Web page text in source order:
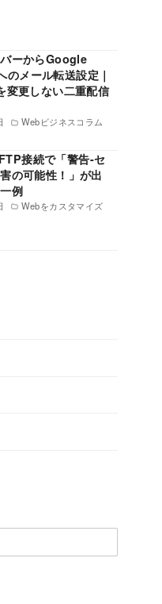
Webビジネスコラム
ーからGoogle
メール転送設定｜
変更しない二重配信
Webをカスタマイズ
接続で「警告-セ
の可能性！」が出
例